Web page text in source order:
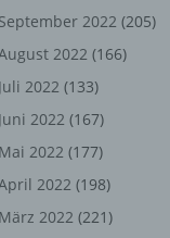
September 2022 (205)
2022 (166)
Juli 2022 (133)
Juni 2022 (167)
Mai 2022 (177)
2022 (198)
März 2022 (221)
oder